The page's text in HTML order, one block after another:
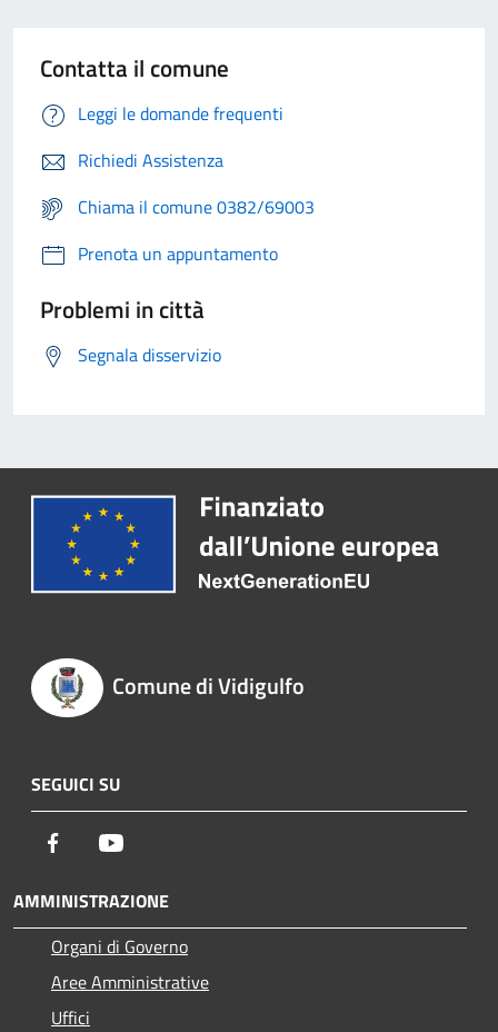
Contatta il comune
Leggi le domande frequenti
Richiedi Assistenza
Chiama il comune 0382/69003
Prenota un appuntamento
Problemi in città
Segnala disservizio
Comune di Vidigulfo
SEGUICI SU
Facebook
AMMINISTRAZIONE
Organi di Governo
Aree Amministrative
Uffici